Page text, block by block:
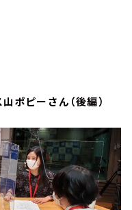
ポピーさん（後編）